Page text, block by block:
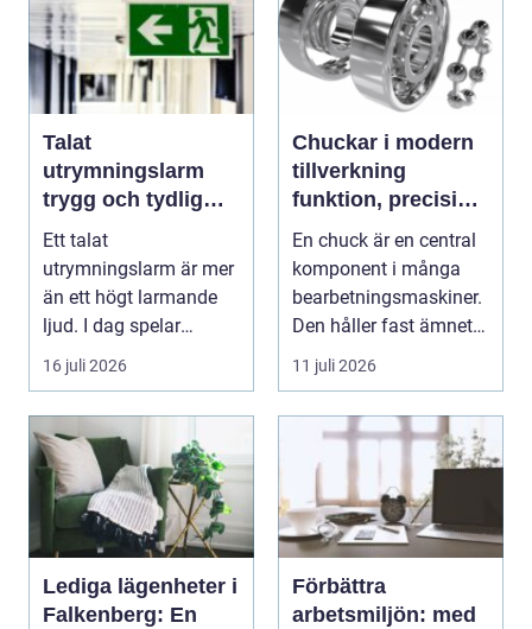
Talat
utrymningslarm
trygg och tydlig
vägledning vid kris
Ett talat
utrymningslarm är mer
än ett högt larmande
ljud. I dag spelar
tydliga
röstmeddelanden en
a...
16 juli 2026
Chuckar i modern
tillverkning
funktion, precision
och smarta val
En chuck är en central
komponent i många
bearbetningsmaskiner.
Den håller fast ämnet
eller verktyget...
11 juli 2026
Lediga lägenheter i
Falkenberg: En
Förbättra
arbetsmiljön: med